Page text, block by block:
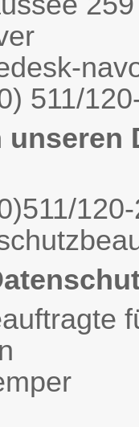
511/
unseren